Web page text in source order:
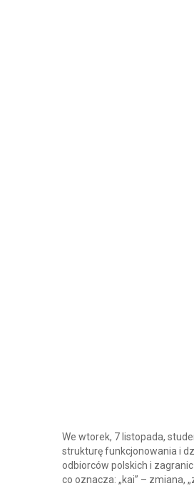
We wtorek, 7 listopada,
strukturę funkcjonowania i
odbiorców polskich i
co oznacza: „kai” – zmiana,